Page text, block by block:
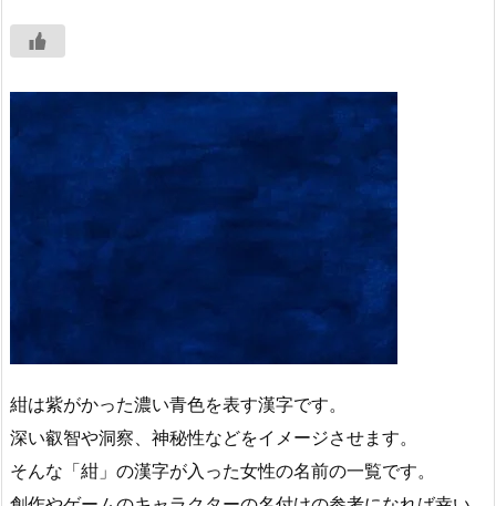
紺は紫がかった濃い青色を表す漢字です。
深い叡智や洞察、神秘性などをイメージさせます。
そんな「紺」の漢字が入った女性の名前の一覧です。